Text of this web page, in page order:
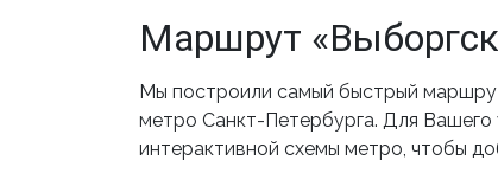
Маршрут
Мы построили самый быстрый
метро Санкт-Петербурга. Для Вашего
интерактивной схемы метро, чтобы